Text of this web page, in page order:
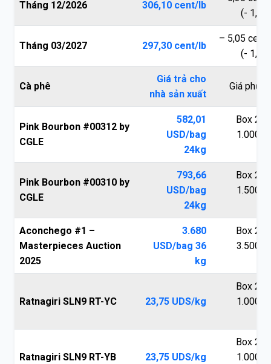
Tháng 12/2026 306,10 cent/lb
(-
Tháng 03/2027 297,30 cent/lb
– 5,05
(-
Cà phê
Giá trả cho
nhà sản xuất
Giá phục
Pink Bourbon #00312 by
CGLE
582,01
USD/bag
24kg
Box
Pink Bourbon #00310 by
CGLE
793,66
USD/bag
24kg
Box
Aconchego #1 –
Masterpieces Auction
2025
3.680
USD/bag 36
kg
Box
Ratnagiri SLN9 RT-YC 23,75 UDS/kg
Box
Ratnagiri SLN9 RT-YB 23,75 UDS/kg
Box